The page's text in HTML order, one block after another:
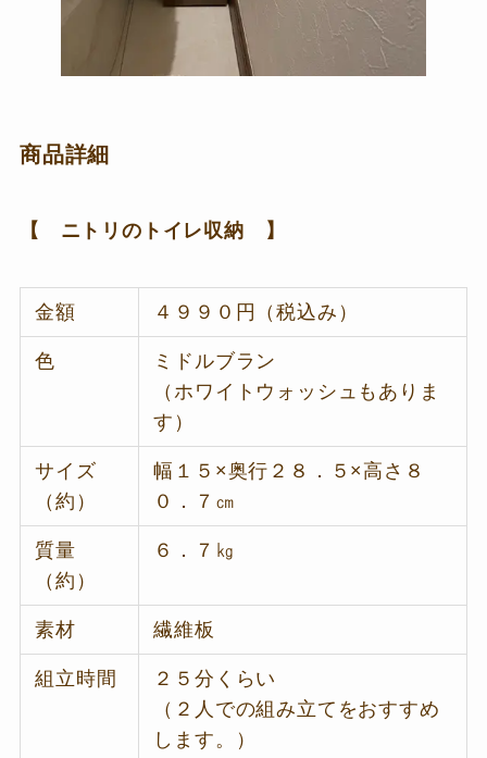
商品詳細
【 ニトリのトイレ収納 】
金額 ４９９０円（税込み）
色
ミドルブラン
（ホワイトウォッシュもありま
す）
サイズ
（約）
幅１５×奥行２８．５×高さ８
０．７㎝
質量
（約）
６．７㎏
素材 繊維板
組立時間
２５分くらい
（２人での組み立てをおすすめ
します。）